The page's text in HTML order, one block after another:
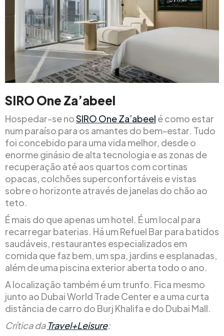
SIRO One Za’abeel
Hospedar-se noSIRO One Za’abeel é como estar
num paraíso para os amantes do bem-estar. Tudo
foi concebido para uma vida melhor, desde o
enorme ginásio de alta tecnologia e as zonas de
recuperação até aos quartos com cortinas
opacas, colchões superconfortáveis e vistas
sobre o horizonte através de janelas do chão ao
teto.
É mais do que apenas um hotel. É um local para
recarregar baterias. Há um Refuel Bar para batidos
saudáveis, restaurantes especializados em
comida que faz bem, um spa, jardins e esplanadas,
além de uma piscina exterior aberta todo o ano.
A localização também é um trunfo. Fica mesmo
junto ao Dubai World Trade Center e a uma curta
distância de carro do Burj Khalifa e do Dubai Mall.
Crítica da Travel+Leisure: